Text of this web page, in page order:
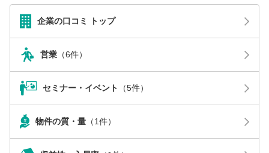
企業の口コミ トップ
営業 （6件）
セミナー・イベント （5件）
物件の質・量 （1件）